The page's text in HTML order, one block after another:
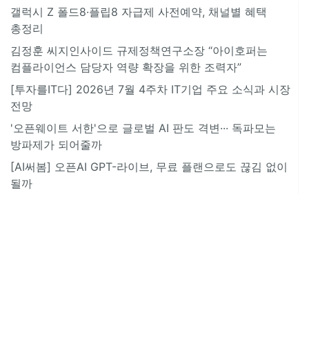
갤럭시 Z 폴드8·플립8 자급제 사전예약, 채널별 혜택
총정리
김정훈 씨지인사이드 규제정책연구소장 “아이호퍼는
컴플라이언스 담당자 역량 확장을 위한 조력자”
[투자를IT다] 2026년 7월 4주차 IT기업 주요 소식과 시장
전망
'오픈웨이트 서한'으로 글로벌 AI 판도 격변··· 독파모는
방파제가 되어줄까
[AI써봄] 오픈AI GPT-라이브, 무료 플랜으로도 끊김 없이
될까